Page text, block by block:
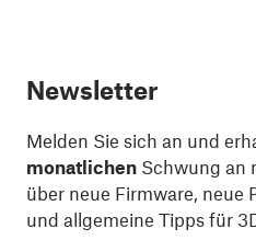
Newsletter
Melden Sie sich an und
monatlichen Schwung an
über neue Firmware, neue
und allgemeine Tipps für